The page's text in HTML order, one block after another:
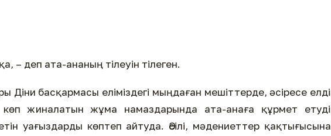
– деп ата-ананың тілеуін тілеген.
басқармасы еліміздегі мыңдаған мешіттерде, әсіресе
көп жиналатын жұма намаздарында ата-анаға құрмет
уағыздарды көптеп айтуда. Әсілі, мәдениеттер